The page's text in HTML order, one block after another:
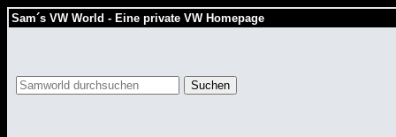
Sam´s VW World - Eine private VW Homepage